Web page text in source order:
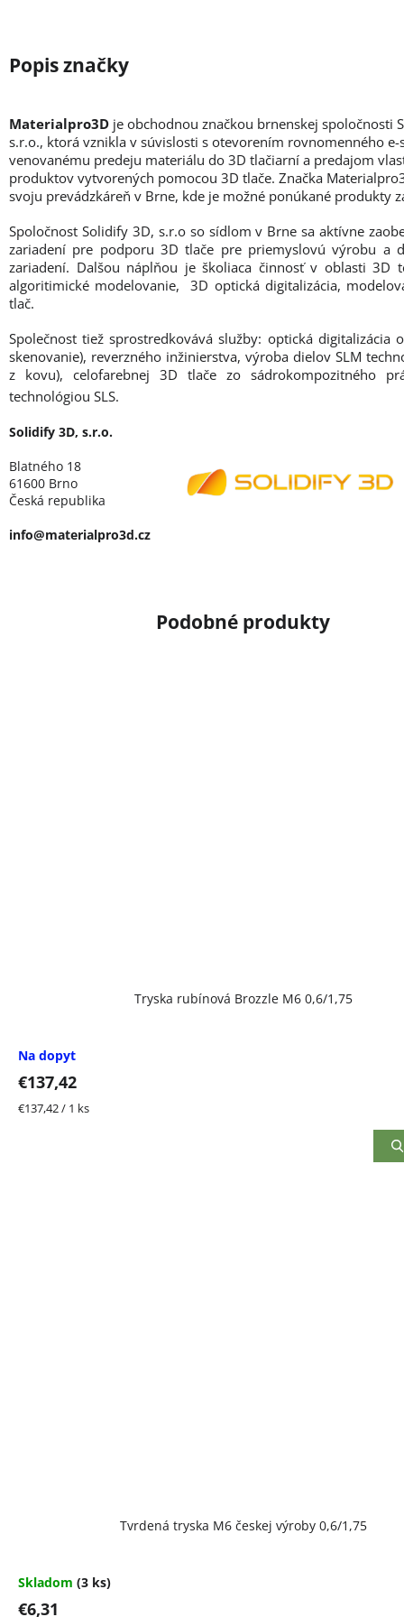
Tryska rubínová Brozzle M6 0,6/1,75
Na dopyt
€137,42
Jednotková
€137,42 / 1 ks
Tvrdená tryska M6 českej výroby 0,6/1,75
Skladom (3 ks)
€6,31
Materialpro3D je obchodnou značkou brnenskej spoločnosti
s.r.o., ktorá vznikla v súvislosti s otevorením rovnomenného e-
venovanému predeju materiálu do 3D tlačiarní a predajom
produktov vytvorených pomocou 3D tlače. Značka
svoju prevádzkáreň v Brne, kde je možné ponúkané produkty
Spoločnost Solidify 3D, s.r.o so sídlom v Brne sa aktívne
zariadení pre podporu 3D tlače pre priemyslovú výrobu a
zariadení. Dalšou náplňou je školiaca činnosť v oblasti 3D
algoritimické modelovanie, 3D optická digitalizácia,
tlač.
Společnost tiež sprostredkovává služby: optická digitalizácia
skenovanie), reverzného inžinierstva, výroba dielov SLM
z kovu), celofarebnej 3D tlače zo sádrokompozitného
technológiou SLS.
Solidify 3D, s.r.o.
Blatného 18
61600 Brno
Česká republika
info@materialpro3d.cz